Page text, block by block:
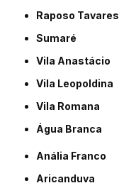
Raposo Tavares
Sumaré
Vila Anastácio
Vila Leopoldina
Vila Romana
Água Branca
Anália Franco
Aricanduva